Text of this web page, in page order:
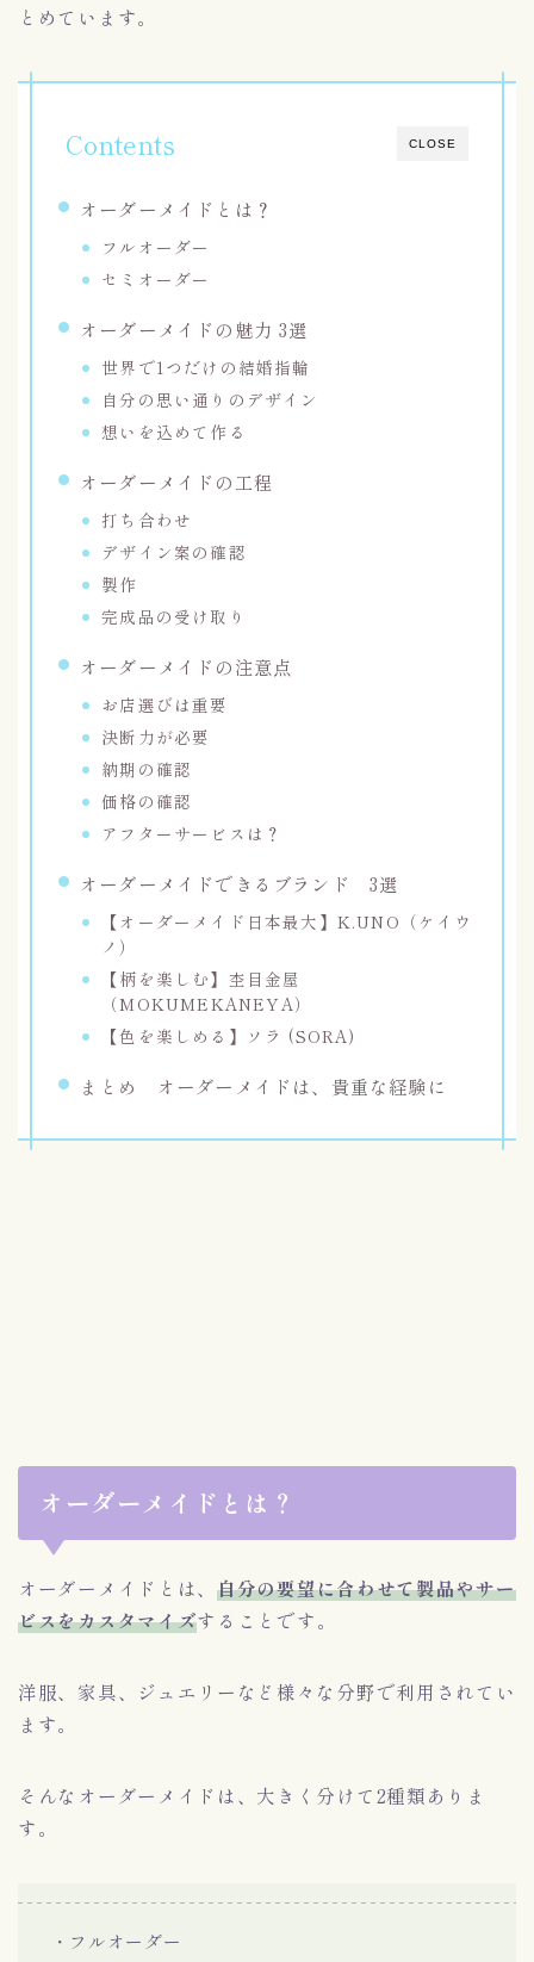
とめています。
CLOSE
Contents
オーダーメイドとは？
フルオーダー
セミオーダー
オーダーメイドの魅力 3選
世界で1つだけの結婚指輪
自分の思い通りのデザイン
想いを込めて作る
オーダーメイドの工程
打ち合わせ
デザイン案の確認
製作
完成品の受け取り
オーダーメイドの注意点
お店選びは重要
決断力が必要
納期の確認
価格の確認
アフターサービスは？
オーダーメイドできるブランド 3選
【オーダーメイド日本最大】K.UNO（ケイウ
ノ）
【柄を楽しむ】杢目金屋
（MOKUMEKANEYA）
【色を楽しめる】ソラ (SORA)
まとめ オーダーメイドは、貴重な経験に
オーダーメイドとは？
オーダーメイドとは、 自分の要望に合わせて製品やサー
ビスをカスタマイズすることです。
洋服、家具、ジュエリーなど様々な分野で利用されてい
ます。
そんなオーダーメイドは、大きく分けて2種類ありま
す。
・フルオーダー